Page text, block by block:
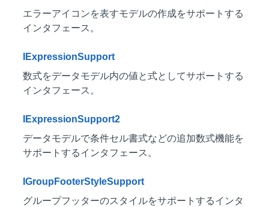
エラーアイコンを表すモデルの作成をサポートする
インタフェース。
IExpressionSupport
数式をデータモデル内の値と式としてサポートする
インタフェース。
IExpressionSupport2
データモデルで条件セル書式などの追加数式機能を
サポートするインタフェース。
IGroupFooterStyleSupport
グループフッターのスタイルをサポートするインタ